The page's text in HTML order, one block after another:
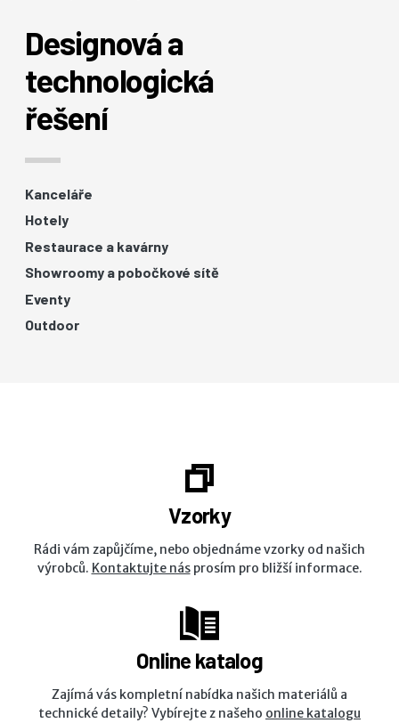
Designová a
technologická
řešení
Kanceláře
Hotely
Restaurace a kavárny
Showroomy a pobočkové sítě
Eventy
Outdoor
Vzorky
Rádi vám zapůjčíme, nebo objednáme vzorky od našich
výrobců. Kontaktujte násprosím pro bližší informace.
Online katalog
Zajímá vás kompletní nabídka našich materiálů a
technické detaily? Vybírejte z našeho online katalogu